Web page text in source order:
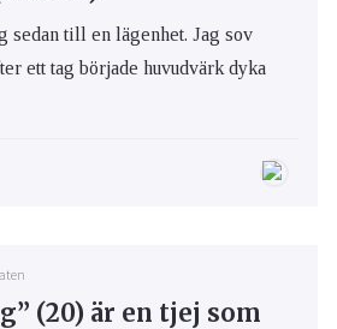
sedan till en lägenhet. Jag sov
ett tag började huvudvärk dyka
(20) är en tjej som